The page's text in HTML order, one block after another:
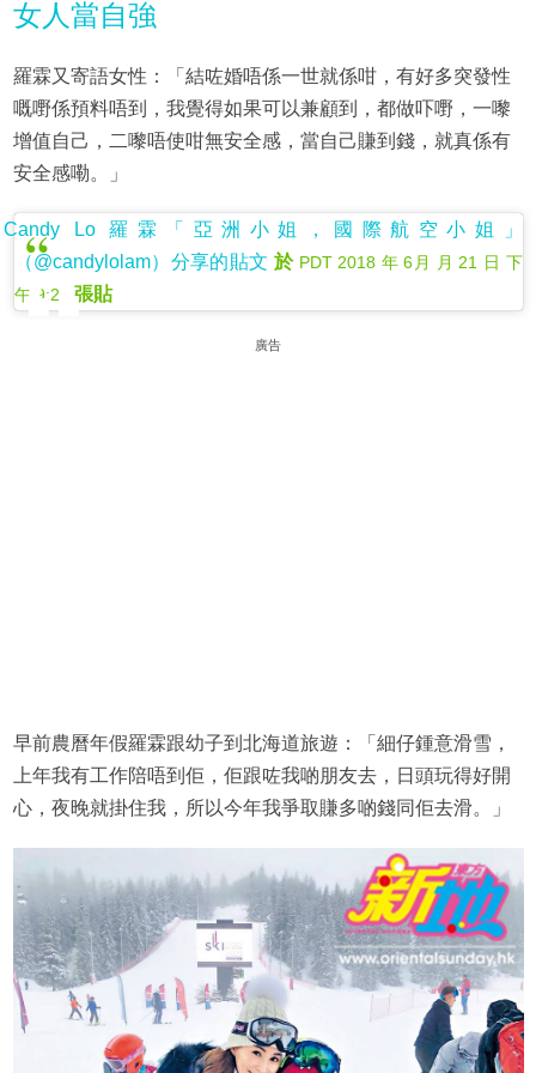
女人當自強
羅霖又寄語女性：「結咗婚唔係一世就係咁，有好多突發性
嘅嘢係預料唔到，我覺得如果可以兼顧到，都做吓嘢，一嚟
增值自己，二嚟唔使咁無安全感，當自己賺到錢，就真係有
安全感嘞。」
Candy Lo 羅霖「亞洲小姐，國際航空小姐」
（@candylolam）分享的貼文 於 PDT 2018 年 6月 月 21 日 下
午 9:25
張貼
廣告
早前農曆年假羅霖跟幼子到北海道旅遊：「細仔鍾意滑雪，
上年我有工作陪唔到佢，佢跟咗我啲朋友去，日頭玩得好開
心，夜晚就掛住我，所以今年我爭取賺多啲錢同佢去滑。」